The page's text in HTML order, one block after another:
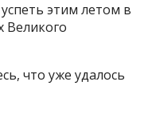
этим летом в
Великого
что уже удалось